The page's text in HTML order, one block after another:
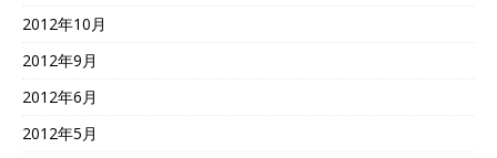
2012年10月
2012年9月
2012年6月
2012年5月